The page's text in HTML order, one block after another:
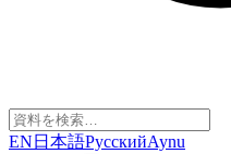
EN 日本語РусскийAynu